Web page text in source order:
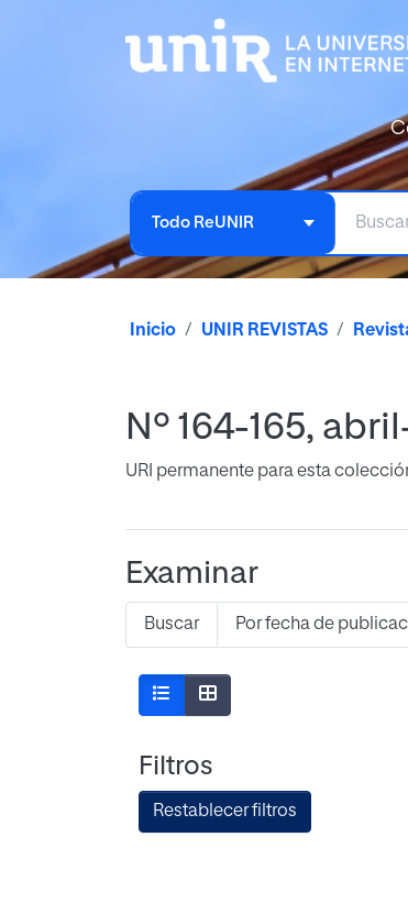
Todo ReUNIR
Inicio UNIR REVISTAS
Nº 164-165,
URI permanente para esta
Examinar
Buscar Por fecha de
Filtros
Restablecer filtros